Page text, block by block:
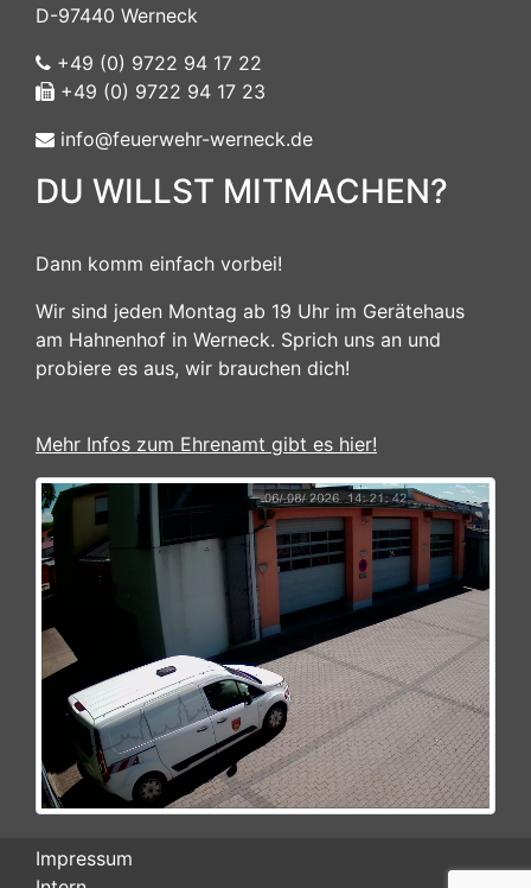
D-97440 Werneck
+49 (0) 9722 94 17 22
+49 (0) 9722 94 17 23
info@feuerwehr-werneck.de
DU WILLST MITMACHEN?
Dann komm einfach vorbei!
Wir sind jeden Montag ab 19 Uhr im Gerätehaus
am Hahnenhof in Werneck. Sprich uns an und
probiere es aus, wir brauchen dich!
Mehr Infos zum Ehrenamt gibt es hier!
Impressum